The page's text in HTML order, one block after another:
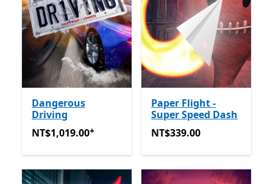
Dangerous
Driving
NT$1,019.00提供應用程式內購。
NT$1,019.00+
Paper Flight -
Super Speed Dash
NT$339.00
NT$339.00